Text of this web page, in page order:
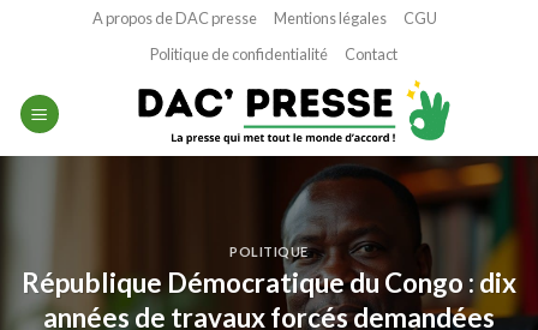
A propos de DAC presse Mentions légales
CGU
Politique de confidentialité
Contact
POLITIQUE
République Démocratique du Congo : dix
années de travaux forcés demandées